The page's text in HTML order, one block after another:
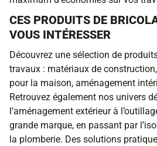
CES PRODUITS DE
VOUS INTÉRESSER
Découvrez une sélection de
travaux : matériaux de
pour la maison, aménagement
Retrouvez également nos univers
l’aménagement extérieur à
grande marque, en passant par
la plomberie. Des solutions